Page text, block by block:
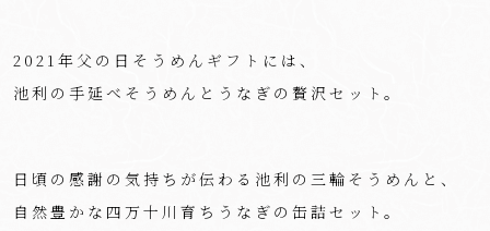
2021年父の日そうめんギフトには、
池利の手延べそうめんとうなぎの贅沢セット。
日頃の感謝の気持ちが伝わる池利の三輪そうめんと、
自然豊かな四万十川育ちうなぎの缶詰セット。